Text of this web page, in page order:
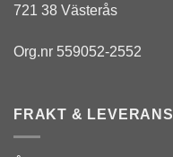
721 38 Västerås
Org.nr 559052-2552
FRAKT & LEVERANS